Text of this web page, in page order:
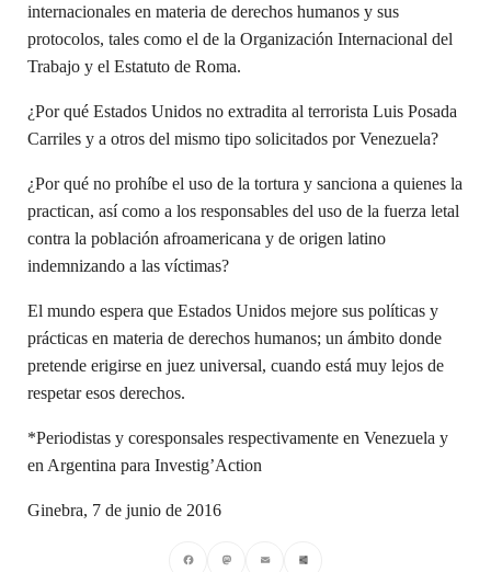
internacionales en materia de derechos humanos y sus
protocolos, tales como el de la Organización Internacional del
Trabajo y el Estatuto de Roma.
¿Por qué Estados Unidos no extradita al terrorista Luis Posada
Carriles y a otros del mismo tipo solicitados por Venezuela?
¿Por qué no prohíbe el uso de la tortura y sanciona a quienes la
practican, así como a los responsables del uso de la fuerza letal
contra la población afroamericana y de origen latino
indemnizando a las víctimas?
El mundo espera que Estados Unidos mejore sus políticas y
prácticas en materia de derechos humanos; un ámbito donde
pretende erigirse en juez universal, cuando está muy lejos de
respetar esos derechos.
*Periodistas y coresponsales respectivamente en Venezuela y
en Argentina para Investig’Action
Ginebra, 7 de junio de 2016